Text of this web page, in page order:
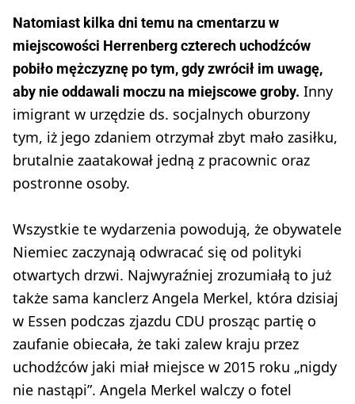
Natomiast kilka dni temu na cmentarzu w
miejscowości Herrenberg czterech uchodźców
pobiło mężczyznę po tym, gdy zwrócił im uwagę,
aby nie oddawali moczu na miejscowe groby. Inny
imigrant w urzędzie ds. socjalnych oburzony
tym, iż jego zdaniem otrzymał zbyt mało zasiłku,
brutalnie zaatakował jedną z pracownic oraz
postronne osoby.
Wszystkie te wydarzenia powodują, że obywatele
Niemiec zaczynają odwracać się od polityki
otwartych drzwi. Najwyraźniej zrozumiałą to już
także sama kanclerz Angela Merkel, która dzisiaj
w Essen podczas zjazdu CDU prosząc partię o
zaufanie obiecała, że taki zalew kraju przez
uchodźców jaki miał miejsce w 2015 roku „nigdy
nie nastąpi”. Angela Merkel walczy o fotel